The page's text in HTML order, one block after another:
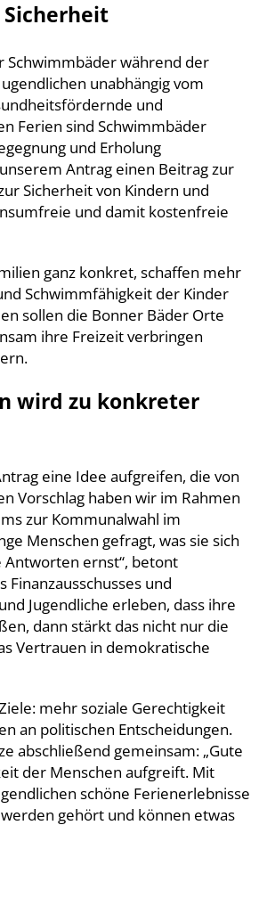
Sicherheit
Schwimmbäder während der
unabhängig vom
und
Ferien sind Schwimmbäder
und Erholung
Antrag einen Beitrag zur
Sicherheit von Kindern und
und damit kostenfreie
ganz konkret, schaffen mehr
Schwimmfähigkeit der Kinder
sollen die Bonner Bäder Orte
ihre Freizeit verbringen
wird zu konkreter
eine Idee aufgreifen, die von
Vorschlag haben wir im Rahmen
zur Kommunalwahl im
Menschen gefragt, was sie sich
ernst“, betont
und
Jugendliche erleben, dass ihre
dann stärkt das nicht nur die
Vertrauen in demokratische
mehr soziale Gerechtigkeit
an politischen Entscheidungen.
abschließend gemeinsam: „Gute
der Menschen aufgreift. Mit
schöne Ferienerlebnisse
gehört und können etwas